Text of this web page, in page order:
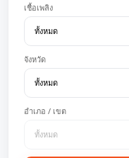
เชื้อเพลิง
จังหวัด
อำเภอ / เขต